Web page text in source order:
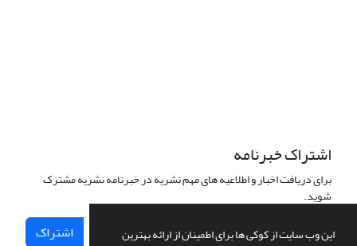
این وب سایت از کوکی ها برای اطمینان از ارائه بهترین
اشتراک خبرنامه
برای دریافت اخبار و اطلاعیه های مهم نشریه در خبرنامه نشریه مشترک
شوید.
اشتراک